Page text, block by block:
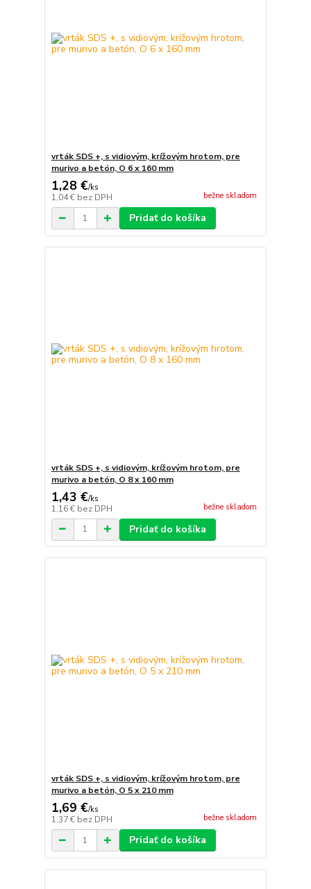
vrták SDS +, s vidiovým, krížovým hrotom, pre
murivo a betón, O 6 x 160 mm
1,28 €/ks
1,04 € bez DPH bežne skladom
Pridať do košíka
vrták SDS +, s vidiovým, krížovým hrotom, pre
murivo a betón, O 8 x 160 mm
1,43 €/ks
1,16 € bez DPH bežne skladom
Pridať do košíka
vrták SDS +, s vidiovým, krížovým hrotom, pre
murivo a betón, O 5 x 210 mm
1,69 €/ks
1,37 € bez DPH bežne skladom
Pridať do košíka